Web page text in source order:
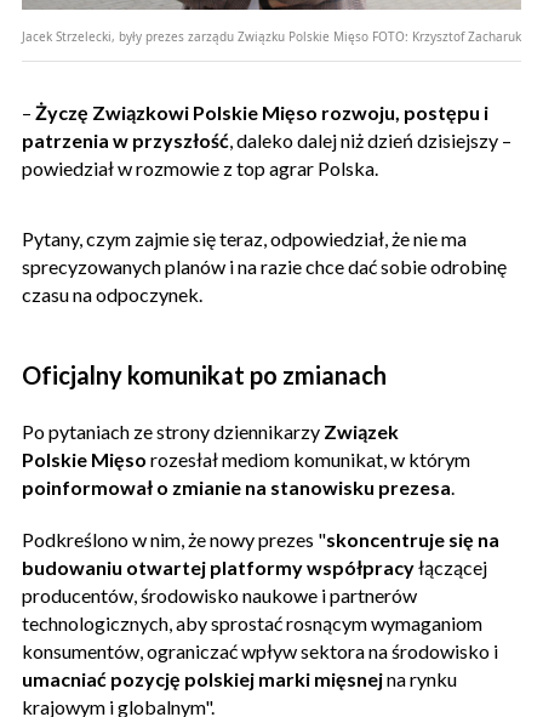
Jacek Strzelecki, były prezes zarządu Związku Polskie Mięso FOTO: Krzysztof Zacharuk
– Życzę Związkowi Polskie Mięso rozwoju, postępu i
patrzenia w przyszłość, daleko dalej niż dzień dzisiejszy –
powiedział w rozmowie z top agrar Polska.
Pytany, czym zajmie się teraz, odpowiedział, że nie ma
sprecyzowanych planów i na razie chce dać sobie odrobinę
czasu na odpoczynek.
Oficjalny komunikat po zmianach
Po pytaniach ze strony dziennikarzy Związek
Polskie Mięso rozesłał mediom komunikat, w którym
poinformował o zmianie na stanowisku prezesa.
Podkreślono w nim, że nowy prezes "skoncentruje się na
budowaniu otwartej platformy współpracyłączącej
producentów, środowisko naukowe i partnerów
technologicznych, aby sprostać rosnącym wymaganiom
konsumentów, ograniczać wpływ sektora na środowisko i
umacniać pozycję polskiej marki mięsnejna rynku
krajowym i globalnym".